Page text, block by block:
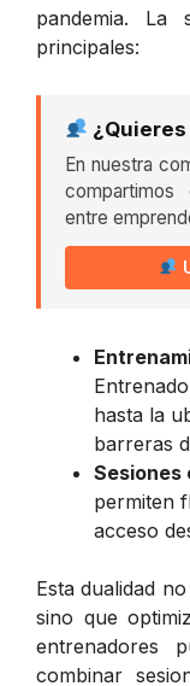
pandemia. La
principales:
En nuestra
compartimos
entre
hasta la
barreras
Sesiones
permiten
acceso
Esta dualidad
sino que
entrenadores
combinar